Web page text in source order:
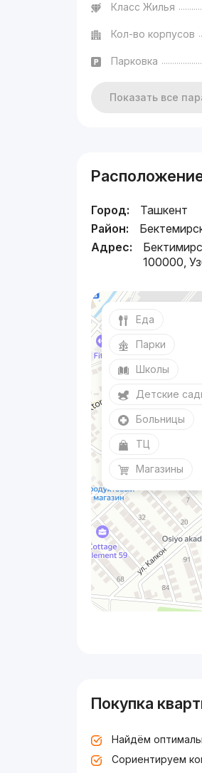
Класс Жилья
Кол-во корпусов
Парковка
Показать все
Город:
Ташкент
Район:
Адрес:
100000,
Еда
Парки
Школы
Детские
Больницы
ТЦ
Магазины
Покупка
Найдём
Сориентируем